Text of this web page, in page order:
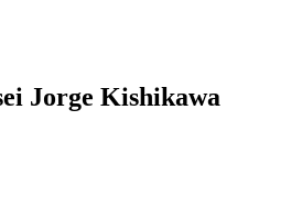
Jorge Kishikawa